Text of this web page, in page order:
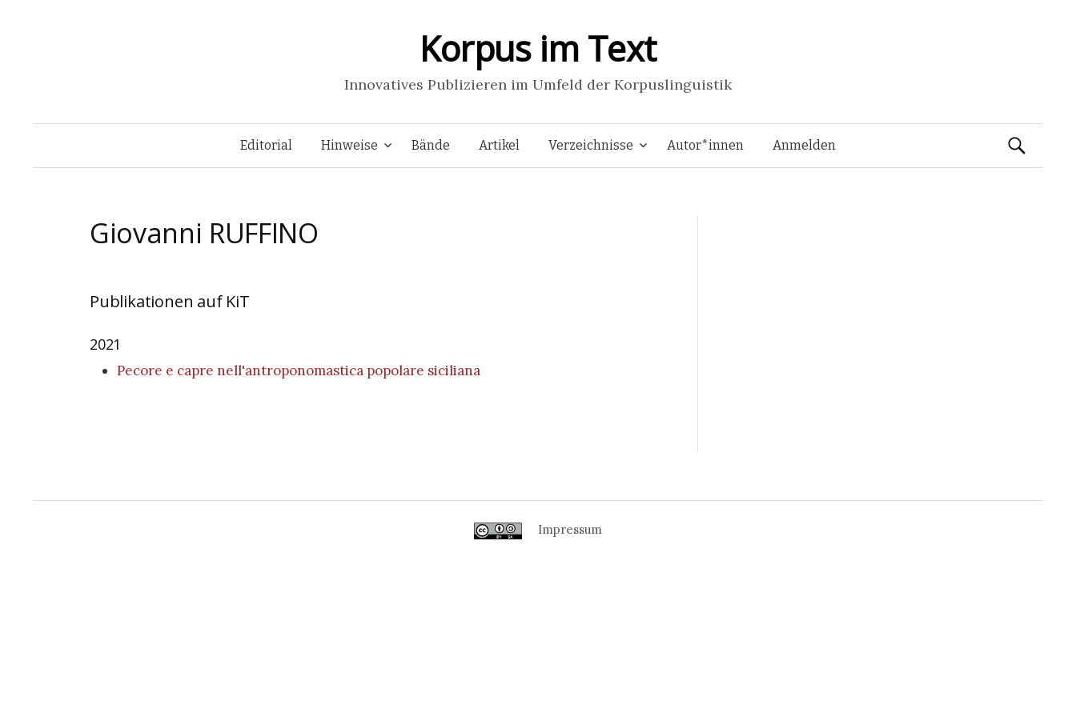
Korpus im Text
Innovatives Publizieren im Umfeld der Korpuslinguistik
Springe
Editorial Hinweise Bände Artikel Verzeichnisse Autor*innen Anmelden Suchen
Giovanni RUFFINO
Publikationen auf KiT
2021
Pecore e capre nell'antroponomastica popolare siciliana
Impressum